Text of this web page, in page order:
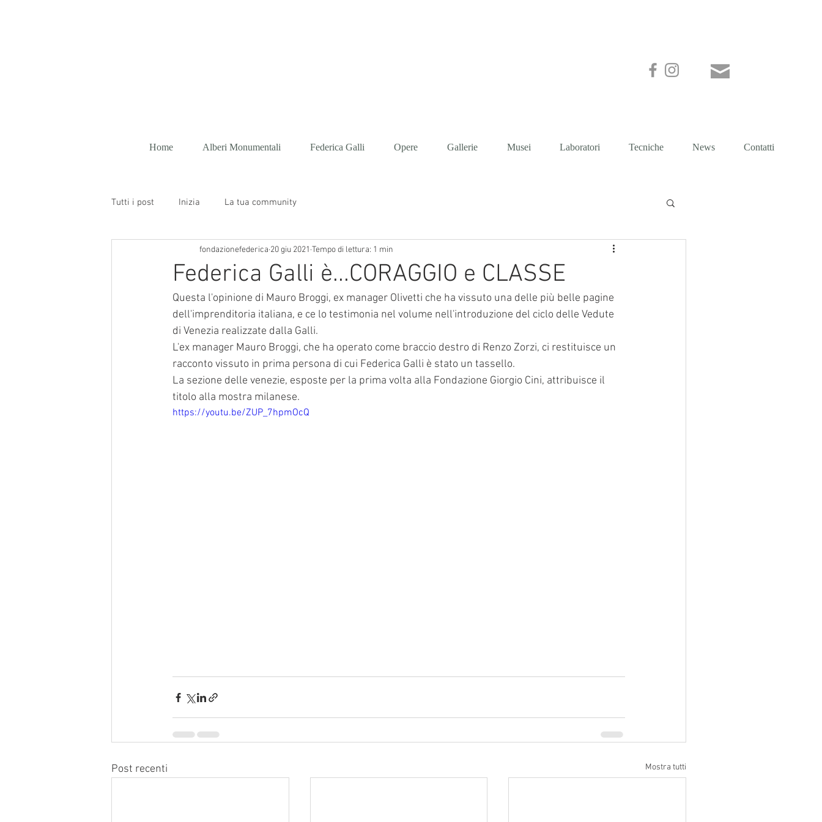
Home Alberi Monumentali Federica Galli Opere Gallerie Musei Laboratori Tecniche News Contatti
Tutti i post Inizia La tua community
Federica Galli è...CORAGGIO e CLASSE
fondazionefederica 20 giu 2021 Tempo di lettura: 1 min
Questa l'opinione di Mauro Broggi, ex manager Olivetti che ha vissuto una delle più belle pagine
dell'imprenditoria italiana, e ce lo testimonia nel volume nell'introduzione del ciclo delle Vedute
di Venezia realizzate dalla Galli.
L'ex manager Mauro Broggi, che ha operato come braccio destro di Renzo Zorzi, ci restituisce un
racconto vissuto in prima persona di cui Federica Galli è stato un tassello.
La sezione delle venezie, esposte per la prima volta alla Fondazione Giorgio Cini, attribuisce il
titolo alla mostra milanese.
https://youtu.be/ZUP_7hpmOcQ
Post recenti Mostra tutti